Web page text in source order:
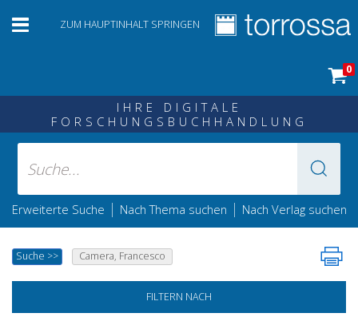
ZUM HAUPTINHALT SPRINGEN
0
IHRE DIGITALE
FORSCHUNGSBUCHHANDLUNG
Erweiterte Suche | Nach Thema suchen | Nach Verlag suchen
Suche >> Camera, Francesco
FILTERN NACH